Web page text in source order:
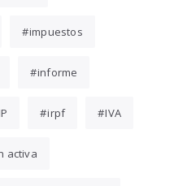
impuestos
informe
irpf IVA
activa